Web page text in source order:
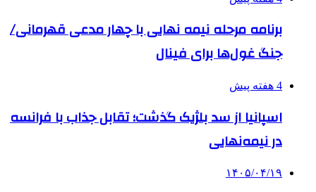
برنامه مرحله نیمه نهایی با چهار مدعی قهرمانی/
جنگ غول‌ها برای فینال
4 هفته پیش
اسپانیا از سد بلژیک گذشت؛ تقابل جذاب با فرانسه
در نیمه‌نهایی
۱۴۰۵/۰۴/۱۹